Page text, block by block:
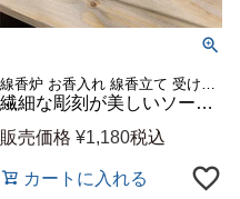
線香炉 お香入れ 線香立て 受け皿 オブジェ トレイ インテリア
繊細な彫刻が美しいソープストーンのリーフ型お香立て 約W25×H1.2cm [34544]
販売価格 ¥1,180税込
カートに入れる